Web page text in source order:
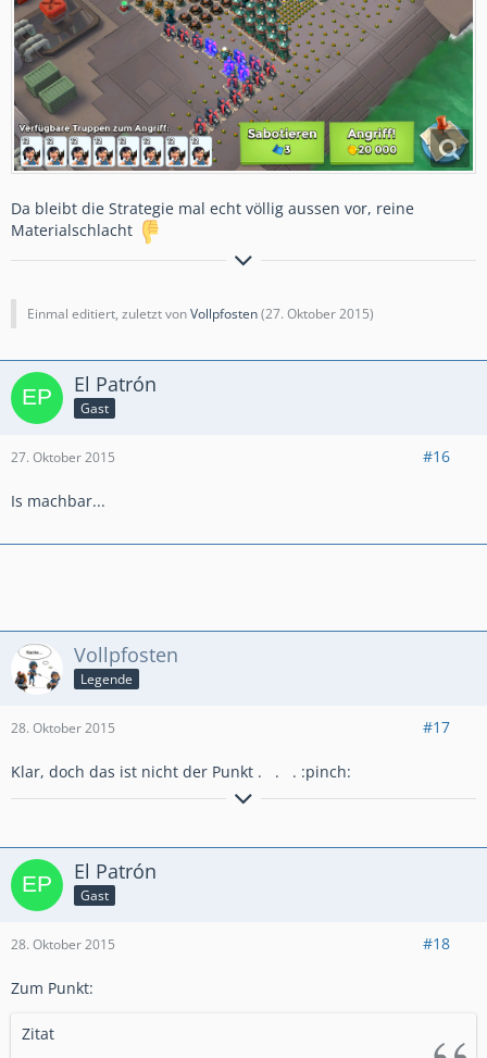
Da bleibt die Strategie mal echt völlig aussen vor, reine
Materialschlacht
[align=center]Spiel mit den Besten - Tatter Force 1 - ein
- Etwas wissen kann jeder Idiot, wichtig ist das Verständnis -
Einmal editiert, zuletzt vonVollpfosten(27. Oktober 2015)
El Patrón
Gast
27. Oktober 2015 #16
Is machbar...
Vollpfosten
Legende
28. Oktober 2015 #17
Klar, doch das ist nicht der Punkt . . . :pinch:
[align=center]Spiel mit den Besten - Tatter Force 1 - ein
El Patrón
Gast
28. Oktober 2015 #18
Zum Punkt:
Zitat